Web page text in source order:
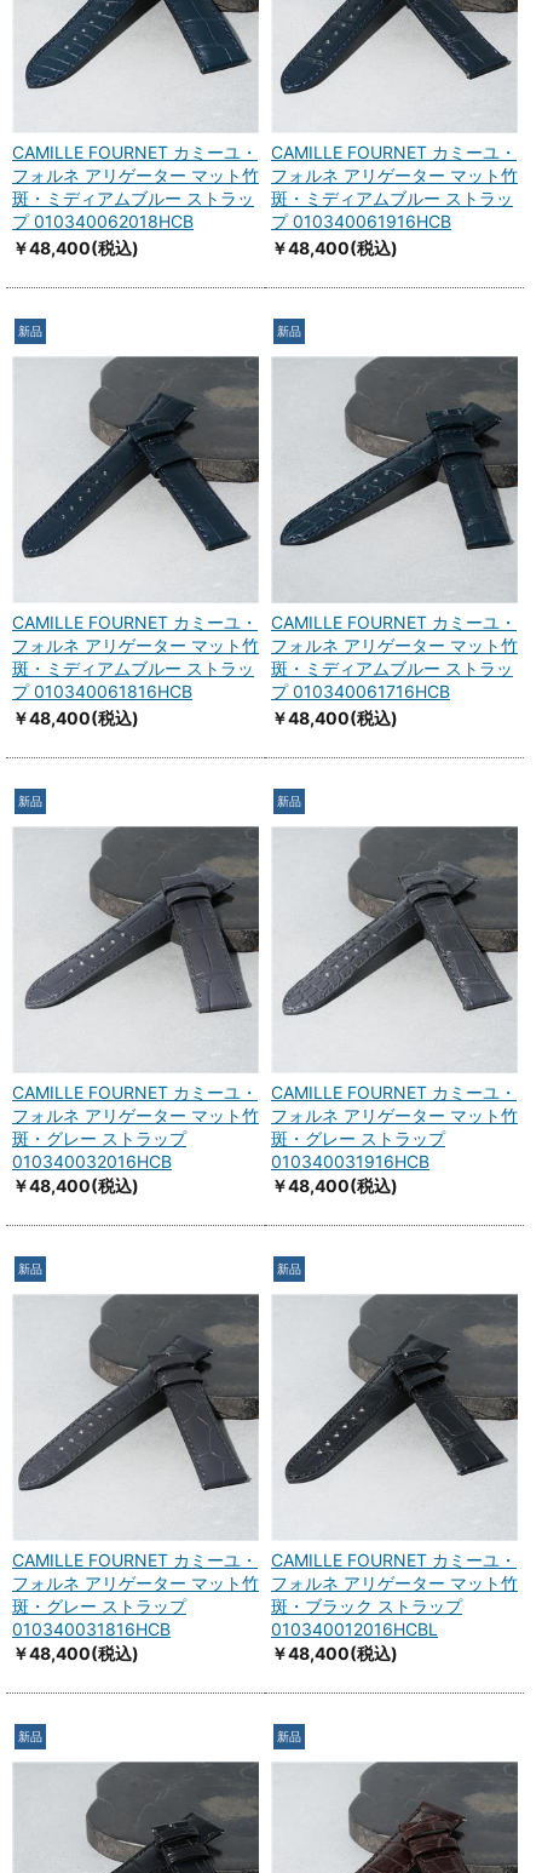
CAMILLE FOURNET カミーユ・
フォルネ アリゲーター マット竹
斑・ミディアムブルー ストラッ
プ 010340062018HCB
￥48,400(税込)
CAMILLE FOURNET カミーユ・
フォルネ アリゲーター マット竹
斑・ミディアムブルー ストラッ
プ 010340061916HCB
￥48,400(税込)
新品
CAMILLE FOURNET カミーユ・
フォルネ アリゲーター マット竹
斑・ミディアムブルー ストラッ
プ 010340061816HCB
￥48,400(税込)
新品
CAMILLE FOURNET カミーユ・
フォルネ アリゲーター マット竹
斑・ミディアムブルー ストラッ
プ 010340061716HCB
￥48,400(税込)
新品
CAMILLE FOURNET カミーユ・
フォルネ アリゲーター マット竹
斑・グレー ストラップ
010340032016HCB
￥48,400(税込)
新品
CAMILLE FOURNET カミーユ・
フォルネ アリゲーター マット竹
斑・グレー ストラップ
010340031916HCB
￥48,400(税込)
新品
CAMILLE FOURNET カミーユ・
フォルネ アリゲーター マット竹
斑・グレー ストラップ
010340031816HCB
￥48,400(税込)
新品
CAMILLE FOURNET カミーユ・
フォルネ アリゲーター マット竹
斑・ブラック ストラップ
010340012016HCBL
￥48,400(税込)
新品 新品